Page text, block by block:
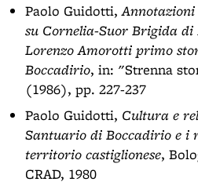
Paolo Guidotti,
su Cornelia-Suor Brigida di
Lorenzo Amorotti primo
Boccadirio, in: "Strenna
(1986), pp. 227-237
Paolo Guidotti, Cultura e
Santuario di Boccadirio e i
territorio castiglionese,
CRAD, 1980